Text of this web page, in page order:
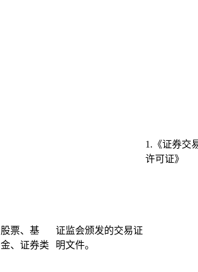
股票、基
金、证券类
证监会颁发的交易证
明文件。
1.《证券交
许可证》